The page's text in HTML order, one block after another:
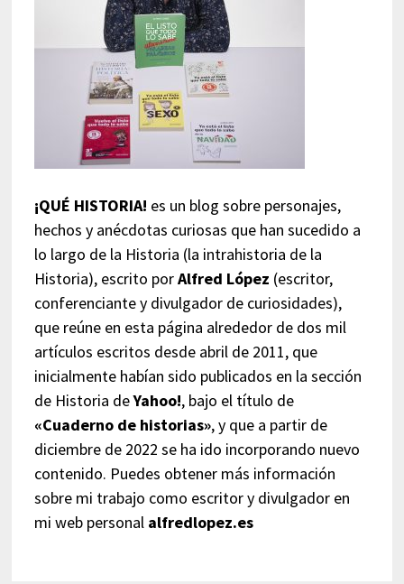
¡QUÉ HISTORIA! es un blog sobre personajes,
hechos y anécdotas curiosas que han sucedido a
lo largo de la Historia (la intrahistoria de la
Historia), escrito porAlfred López (escritor,
conferenciante y divulgador de curiosidades),
que reúne en esta página alrededor de dos mil
artículos escritos desde abril de 2011, que
inicialmente habían sido publicados en la sección
de Historia deYahoo!, bajo el título de
«Cuaderno de historias», y que a partir de
diciembre de 2022 se ha ido incorporando nuevo
contenido. Puedes obtener más información
sobre mi trabajo como escritor y divulgador en
mi web personal alfredlopez.es